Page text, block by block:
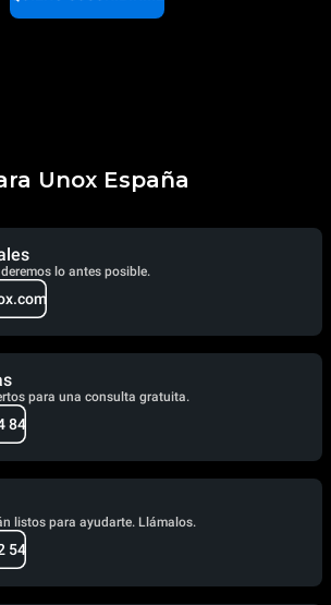
Unox España
lo antes posible.
para una consulta gratuita.
84
listos para ayudarte. Llámalos.
54